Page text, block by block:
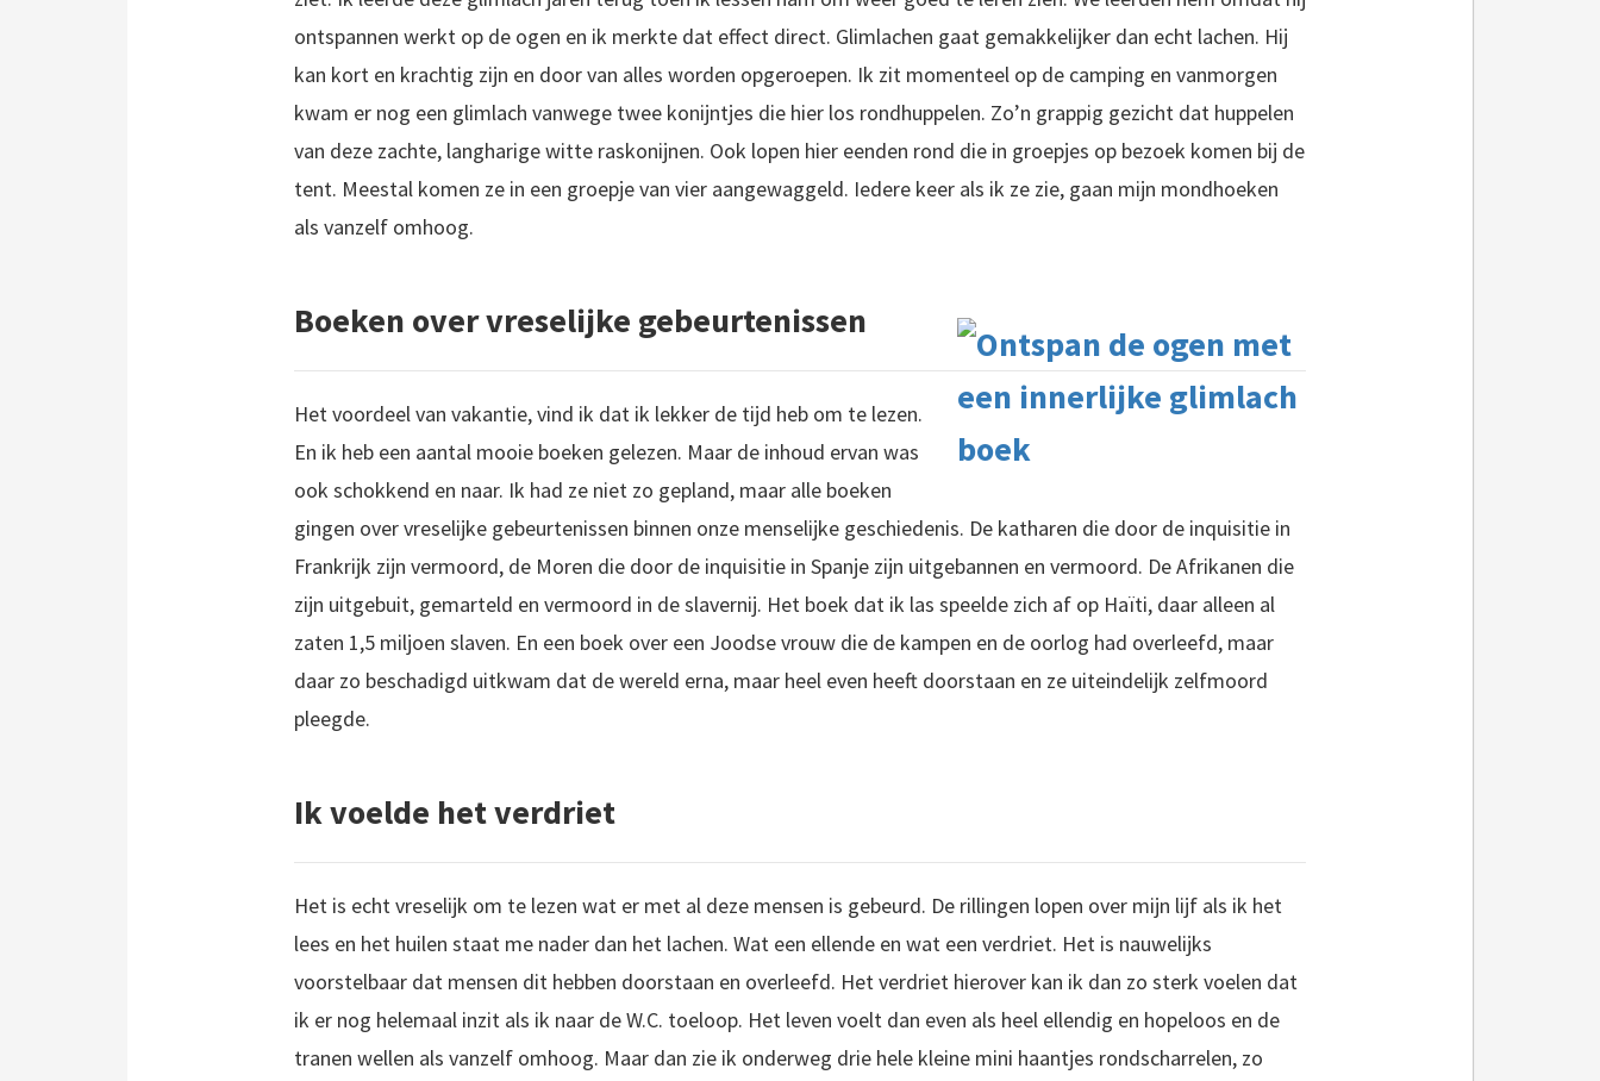
ontspannen werkt op de ogen en ik merkte dat effect direct. Glimlachen gaat gemakkelijker dan echt lachen. Hij
kan kort en krachtig zijn en door van alles worden opgeroepen. Ik zit momenteel op de camping en vanmorgen
kwam er nog een glimlach vanwege twee konijntjes die hier los rondhuppelen. Zo’n grappig gezicht dat huppelen
van deze zachte, langharige witte raskonijnen. Ook lopen hier eenden rond die in groepjes op bezoek komen bij de
tent. Meestal komen ze in een groepje van vier aangewaggeld. Iedere keer als ik ze zie, gaan mijn mondhoeken
als vanzelf omhoog.
Boeken over vreselijke gebeurtenissen
Het voordeel van vakantie, vind ik dat ik lekker de tijd heb om te lezen.
En ik heb een aantal mooie boeken gelezen. Maar de inhoud ervan was
ook schokkend en naar. Ik had ze niet zo gepland, maar alle boeken
gingen over vreselijke gebeurtenissen binnen onze menselijke geschiedenis. De katharen die door de inquisitie in
Frankrijk zijn vermoord, de Moren die door de inquisitie in Spanje zijn uitgebannen en vermoord. De Afrikanen die
zijn uitgebuit, gemarteld en vermoord in de slavernij. Het boek dat ik las speelde zich af op Haïti, daar alleen al
zaten 1,5 miljoen slaven. En een boek over een Joodse vrouw die de kampen en de oorlog had overleefd, maar
daar zo beschadigd uitkwam dat de wereld erna, maar heel even heeft doorstaan en ze uiteindelijk zelfmoord
pleegde.
Ik voelde het verdriet
Het is echt vreselijk om te lezen wat er met al deze mensen is gebeurd. De rillingen lopen over mijn lijf als ik het
lees en het huilen staat me nader dan het lachen. Wat een ellende en wat een verdriet. Het is nauwelijks
voorstelbaar dat mensen dit hebben doorstaan en overleefd. Het verdriet hierover kan ik dan zo sterk voelen dat
ik er nog helemaal inzit als ik naar de W.C. toeloop. Het leven voelt dan even als heel ellendig en hopeloos en de
tranen wellen als vanzelf omhoog. Maar dan zie ik onderweg drie hele kleine mini haantjes rondscharrelen, zo